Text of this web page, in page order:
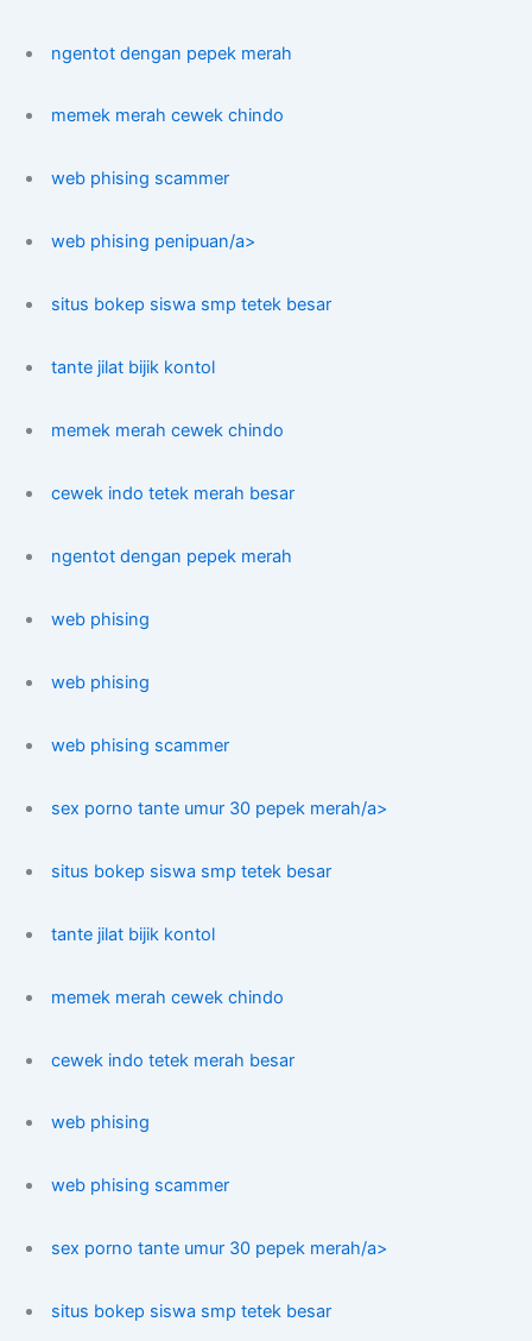
ngentot dengan pepek merah
memek merah cewek chindo
web phising scammer
web phising penipuan/a>
situs bokep siswa smp tetek besar
tante jilat bijik kontol
memek merah cewek chindo
cewek indo tetek merah besar
ngentot dengan pepek merah
web phising
web phising
web phising scammer
sex porno tante umur 30 pepek merah/a>
situs bokep siswa smp tetek besar
tante jilat bijik kontol
memek merah cewek chindo
cewek indo tetek merah besar
web phising
web phising scammer
sex porno tante umur 30 pepek merah/a>
situs bokep siswa smp tetek besar